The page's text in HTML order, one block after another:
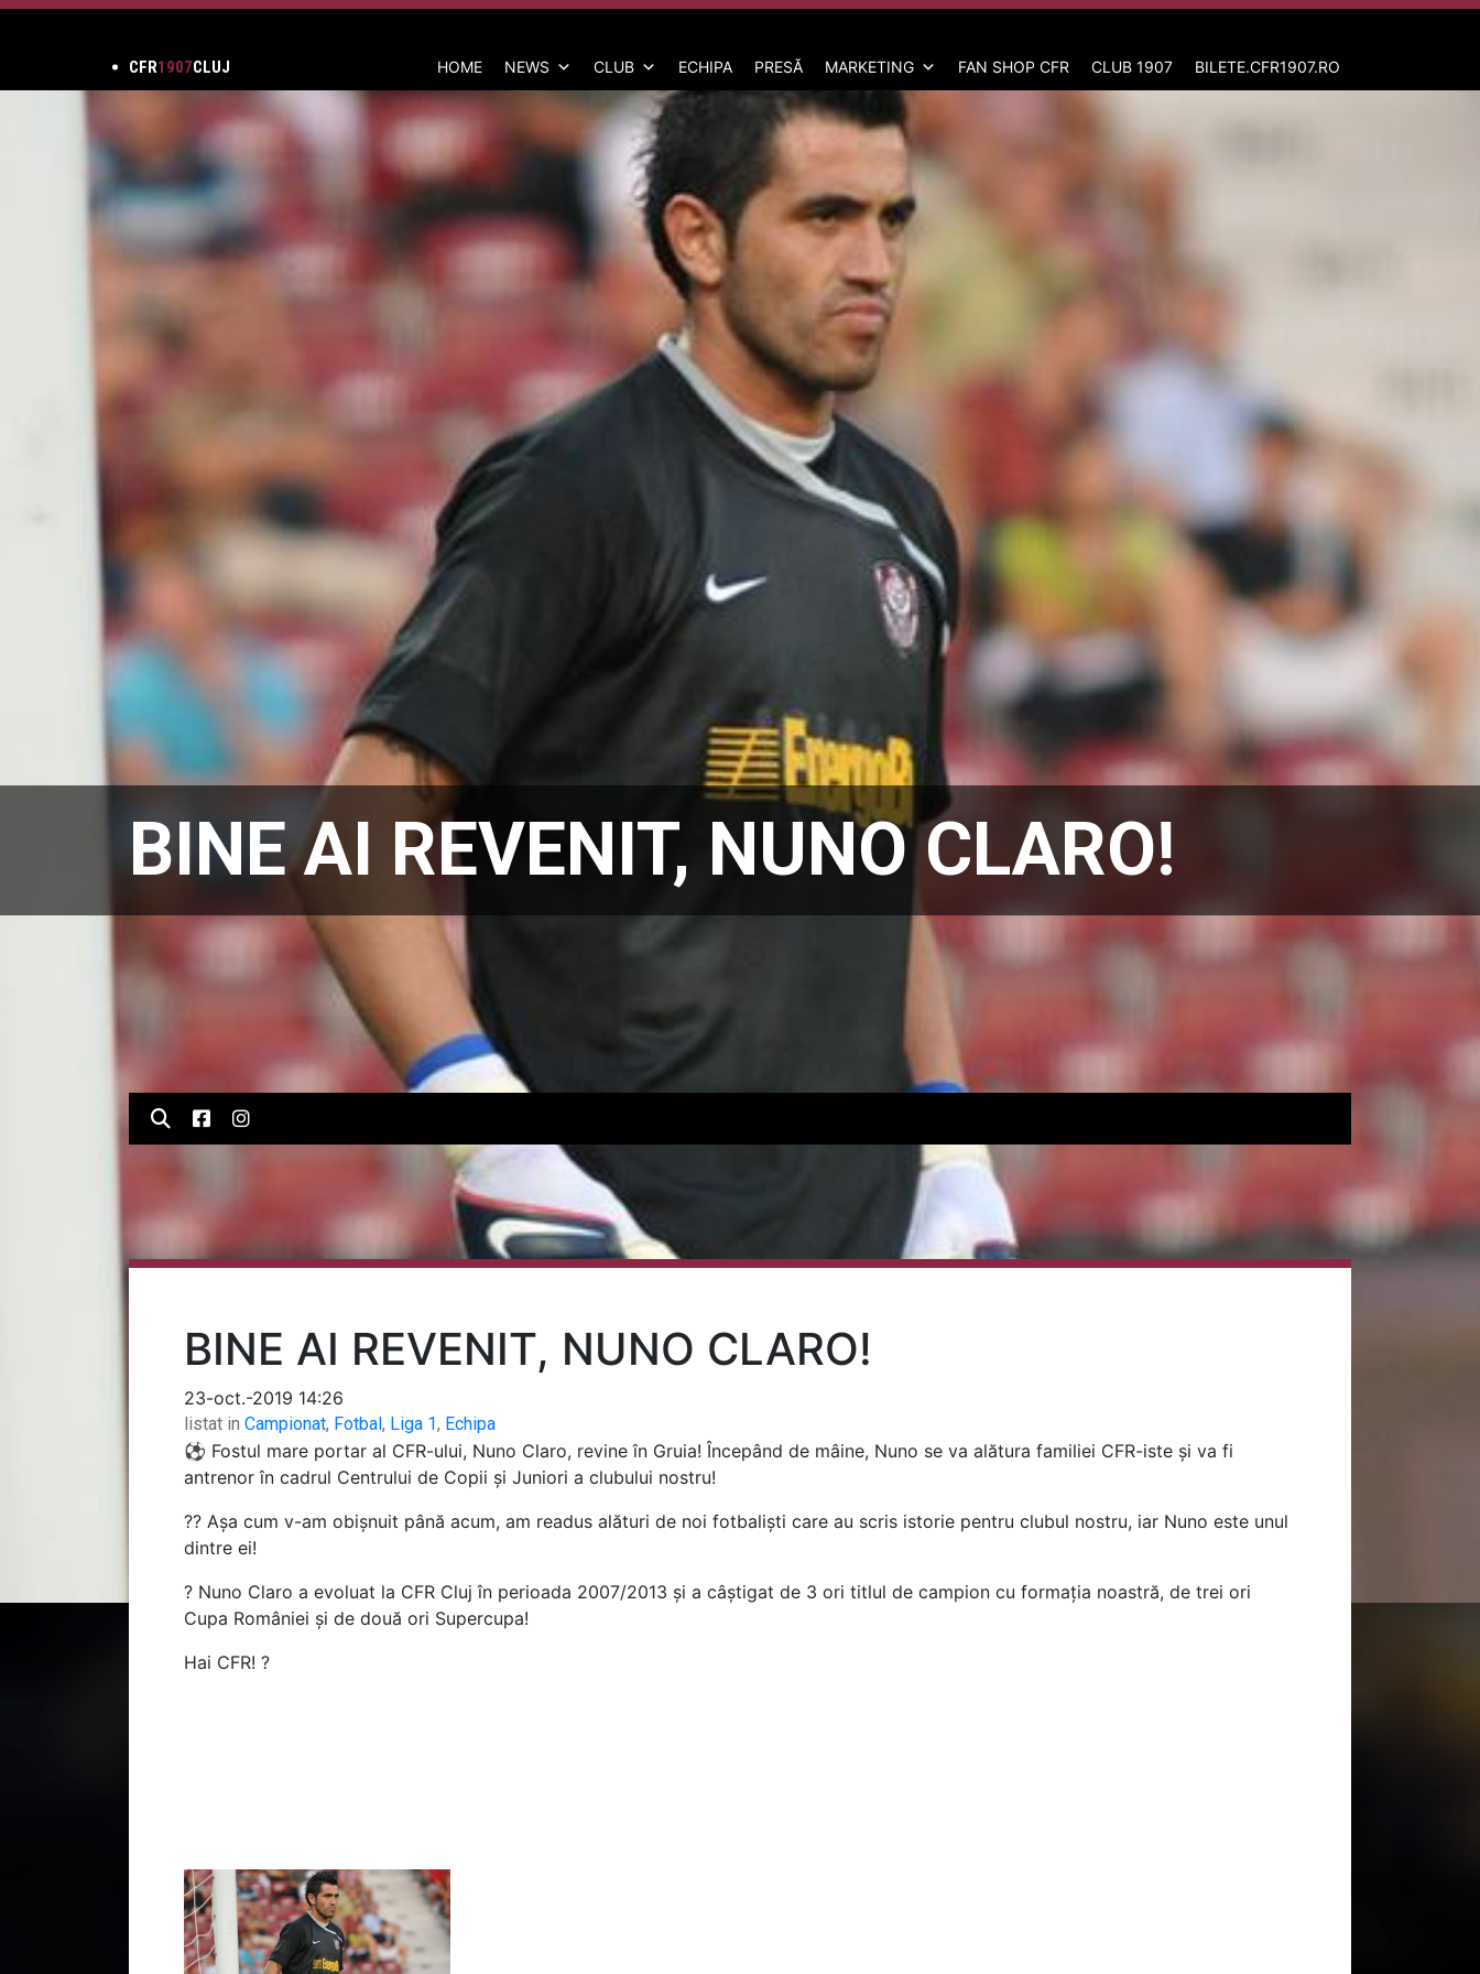
CFR1907CLUJ HOME NEWS CLUB ECHIPA PRESĂ MARKETING FAN SHOP CFR CLUB 1907 BILETE.CFR1907.RO
BINE AI REVENIT, NUNO CLARO!
BINE AI REVENIT, NUNO CLARO!
23-oct.-2019 14:26
listat in Campionat, Fotbal, Liga 1, Echipa
⚽ Fostul mare portar al CFR-ului, Nuno Claro, revine în Gruia! Începând de mâine, Nuno se va alătura familiei CFR-iste și va fi
antrenor în cadrul Centrului de Copii și Juniori a clubului nostru!
?? Așa cum v-am obișnuit până acum, am readus alături de noi fotbaliști care au scris istorie pentru clubul nostru, iar Nuno este unul
dintre ei!
? Nuno Claro a evoluat la CFR Cluj în perioada 2007/2013 și a câștigat de 3 ori titlul de campion cu formația noastră, de trei ori
Cupa României și de două ori Supercupa!
Hai CFR! ?